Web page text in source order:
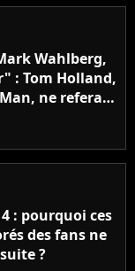
Wahlberg,
: Tom Holland,
ne referait
: pourquoi ces
des fans ne
?